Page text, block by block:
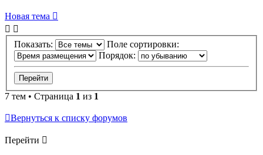
Новая тема
Показать:
Поле сортировки:
Порядок:
7 тем • Страница 1 из 1
Вернуться к списку форумов
Перейти